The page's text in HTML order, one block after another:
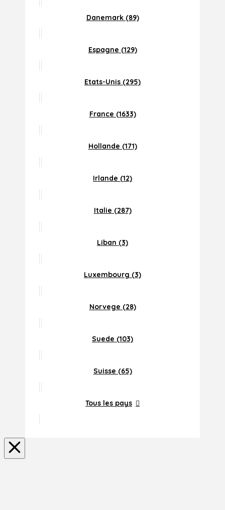
Danemark (89)
Espagne (129)
Etats-Unis (295)
France (1633)
Hollande (171)
Irlande (12)
Italie (287)
Liban (3)
Luxembourg (3)
Norvege (28)
Suede (103)
Suisse (65)
Tous les pays